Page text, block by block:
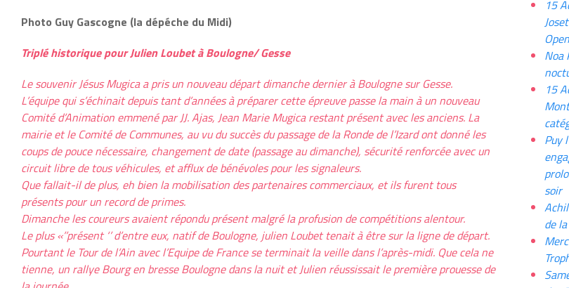
Photo Guy Gascogne (la dépéche du Midi)
Triplé historique pour Julien Loubet à Boulogne/ Gesse
Le souvenir Jésus Mugica a pris un nouveau départ dimanche dernier à Boulogne sur Gesse.
L’équipe qui s’échinait depuis tant d’années à préparer cette épreuve passe la main à un nouveau
Comité d’Animation emmené par JJ. Ajas, Jean Marie Mugica restant présent avec les anciens. La
mairie et le Comité de Communes, au vu du succès du passage de la Ronde de l’Izard ont donné les
coups de pouce nécessaire, changement de date (passage au dimanche), sécurité renforcée avec un
circuit libre de tous véhicules, et afflux de bénévoles pour les signaleurs.
Que fallait-il de plus, eh bien la mobilisation des partenaires commerciaux, et ils furent tous
présents pour un record de primes.
Dimanche les coureurs avaient répondu présent malgré la profusion de compétitions alentour.
Le plus «’’présent ‘’ d’entre eux, natif de Boulogne, julien Loubet tenait à être sur la ligne de départ.
Pourtant le Tour de l’Ain avec l’Equipe de France se terminait la veille dans l’après-midi. Que cela ne
tienne, un rallye Bourg en bresse Boulogne dans la nuit et Julien réussissait le première prouesse de
15
Noa
15
Puy
soir
de